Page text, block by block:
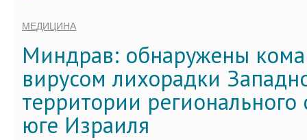
МЕДИЦИНА
Миндрав: обнаружены
вирусом лихорадки
территории регионального
юге Израиля